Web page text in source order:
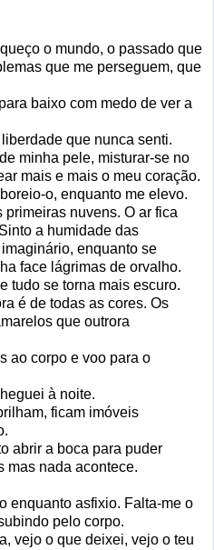
o mundo, o passado que
que me perseguem, que
baixo com medo de ver a
que nunca senti.
minha pele, misturar-se no
mais e mais o meu coração.
o, enquanto me elevo.
nuvens. O ar fica
a humidade das
enquanto se
face lágrimas de orvalho.
tudo se torna mais escuro.
é de todas as cores. Os
que outrora
ao corpo e voo para o
à noite.
ficam imóveis
abrir a boca para puder
mas nada acontece.
enquanto asfixio. Falta-me o
pelo corpo.
vejo o que deixei, vejo o teu